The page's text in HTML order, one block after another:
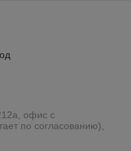
офис с
по согласованию),